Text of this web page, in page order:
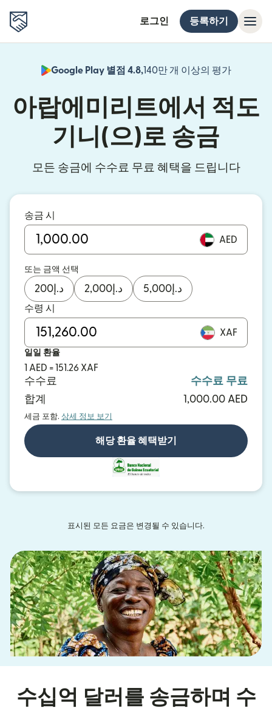
로그인 등록하기
Google Play 별점 4.8,140만 개 이상의 평가
아랍에미리트에서 적도
기니(으)로 송금
모든 송금에 수수료 무료 혜택을 드립니다
송금 시
AED
또는 금액 선택
د.إ 200 د.إ 2,000 د.إ 5,000
수령 시
XAF
일일 환율
1 AED = 151.26 XAF
수수료
수수료 무료
합계
1,000.00 AED
세금 포함. 상세 정보 보기
해당 환율 혜택받기
표시된 모든 요금은 변경될 수 있습니다.
수십억 달러를 송금하며 수